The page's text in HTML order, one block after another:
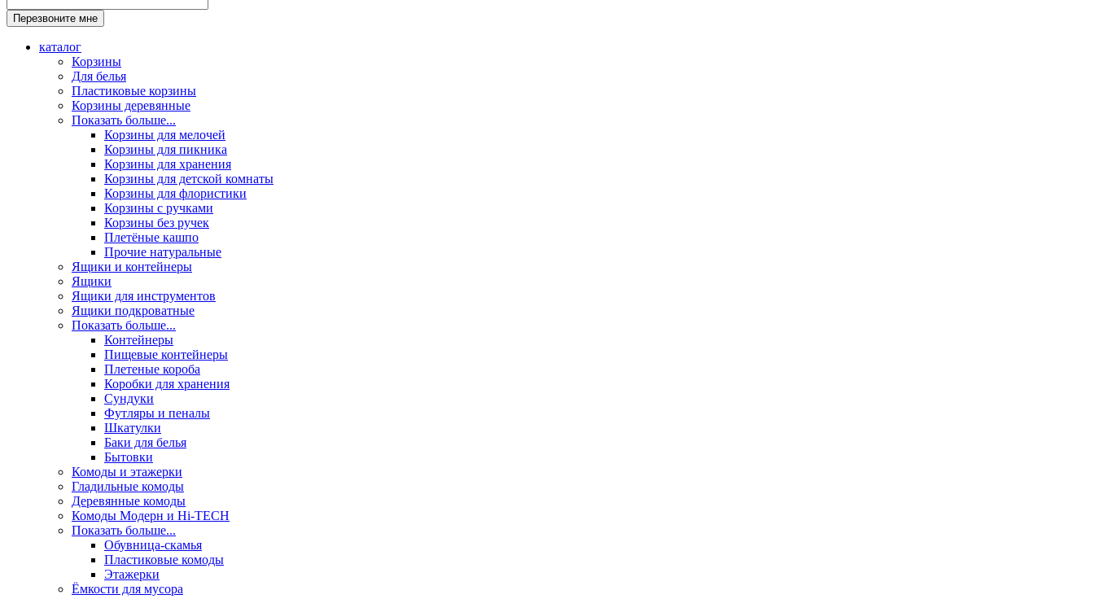
каталог
Корзины
Для белья
Пластиковые корзины
Корзины деревянные
Показать больше...
Корзины для мелочей
Корзины для пикника
Корзины для хранения
Корзины для детской комнаты
Корзины для флористики
Корзины с ручками
Корзины без ручек
Плетёные кашпо
Прочие натуральные
Ящики и контейнеры
Ящики
Ящики для инструментов
Ящики подкроватные
Показать больше...
Контейнеры
Пищевые контейнеры
Плетеные короба
Коробки для хранения
Сундуки
Футляры и пеналы
Шкатулки
Баки для белья
Бытовки
Комоды и этажерки
Гладильные комоды
Деревянные комоды
Комоды Модерн и Hi-TECH
Показать больше...
Обувница-скамья
Пластиковые комоды
Этажерки
Ёмкости для мусора